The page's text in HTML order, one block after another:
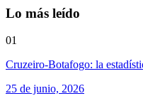
Lo más leído
01
Cruzeiro-Botafogo: la
25 de junio, 2026